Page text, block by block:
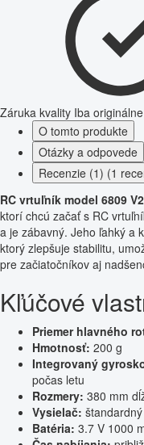
Záruka kvality Iba
O tomto produkte
Otázky a odpovede
Recenzie (1) (1
RC vrtuľník model 6809
ktorí chcú začať s RC
a je zábavný. Jeho ľahký a
ktorý zlepšuje stabilitu,
pre začiatočníkov aj
Kľúčové
Priemer hlavného
Hmotnosť: 200 g
Integrovaný
počas letu
Rozmery: 380 mm
Vysielač:
Batéria: 3.7 V 1000